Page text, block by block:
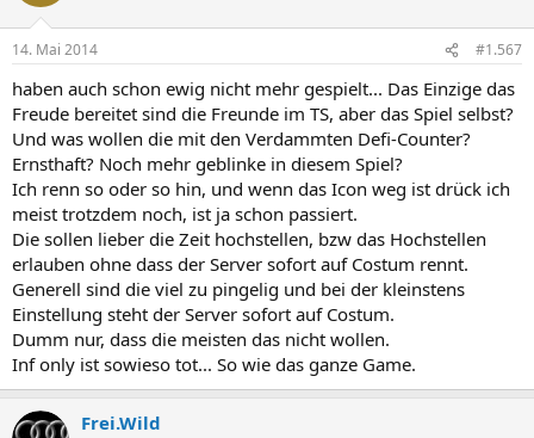
14. Mai 2014 #1.567
haben auch schon ewig nicht mehr gespielt... Das Einzige das
Freude bereitet sind die Freunde im TS, aber das Spiel selbst?
Und was wollen die mit den Verdammten Defi-Counter?
Ernsthaft? Noch mehr geblinke in diesem Spiel?
Ich renn so oder so hin, und wenn das Icon weg ist drück ich
meist trotzdem noch, ist ja schon passiert.
Die sollen lieber die Zeit hochstellen, bzw das Hochstellen
erlauben ohne dass der Server sofort auf Costum rennt.
Generell sind die viel zu pingelig und bei der kleinstens
Einstellung steht der Server sofort auf Costum.
Dumm nur, dass die meisten das nicht wollen.
Inf only ist sowieso tot... So wie das ganze Game.
Frei.Wild